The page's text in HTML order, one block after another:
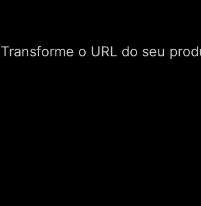
Transforme o URL do seu